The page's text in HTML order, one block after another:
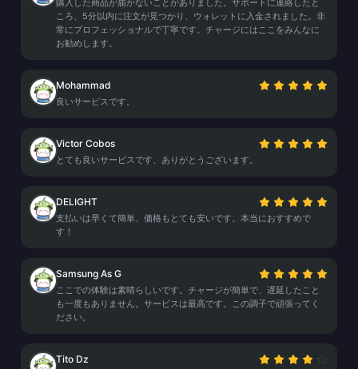
購入した商品が届かないことがありました。サポートに連絡したと
ころ、5分以内に注文が見つかり、ウォレットに入金されました。非
常にプロフェッショナルで丁寧です。チャージにはここをみんなに
お勧めします。
Mohammad
良いサービスです。
Victor Cobos
とても良いサービスです、ありがとうございます。
DELIGHT
支払いは早くて簡単、価格もとても安いです。本当におすすめで
す！
Samsung As G
ここでの体験は素晴らしいです。チャージが簡単で、遅延したこと
も一度もありません。サービスは最高です。この調子で頑張ってく
ださい。
Tito Dz